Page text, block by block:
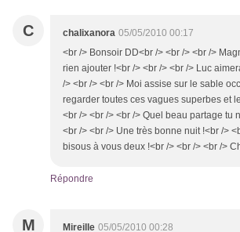
C chalixanora 05/05/2010 00:17
<br /> Bonsoir DD<br /> <br /> <br />
rien ajouter !<br /> <br /> <br /> Luc
/> <br /> <br /> Moi assise sur le sable
regarder toutes ces vagues superbes et
<br /> <br /> <br /> Quel beau partage tu
<br /> <br /> Une très bonne nuit !<br />
bisous à vous deux !<br /> <br /> <br />
Répondre
M Mireille 05/05/2010 00:28